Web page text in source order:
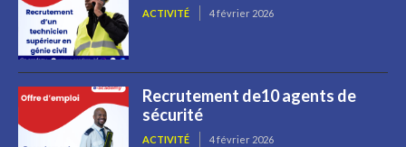
ACTIVITÉ 4 février 2026
Recrutement de10 agents de
sécurité
ACTIVITÉ 4 février 2026